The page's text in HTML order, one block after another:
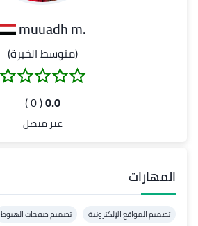
.muuadh m
(متوسط الخبرة)
0.0
( 0 )
غير متصل
المهارات
تصميم المواقع الإلكترونية تصميم صفحات الهبوط